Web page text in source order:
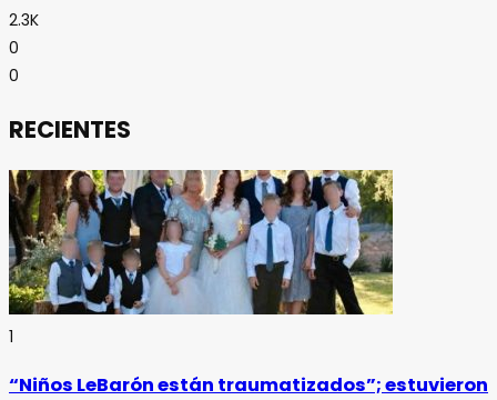
2.3K
0
0
RECIENTES
1
“Niños LeBarón están traumatizados”; estuvieron